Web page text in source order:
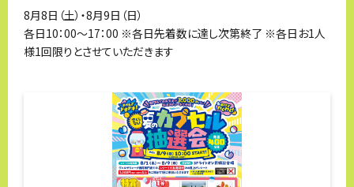
8月8日（土）・8月9日（日）
各日10：00～17：00 ※各日先着数に達し次第終了 ※各日お1人
様1回限りとさせていただきます